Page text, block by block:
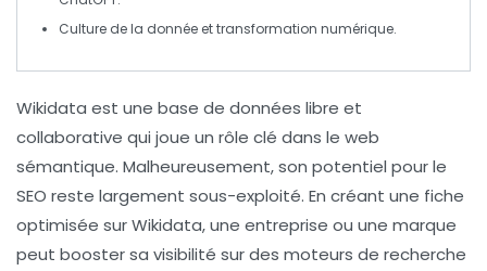
Culture de la donnée et transformation numérique.
Wikidata est une base de données libre et
collaborative qui joue un rôle clé dans le web
sémantique. Malheureusement, son potentiel pour le
SEO reste largement sous-exploité. En créant une fiche
optimisée surWikidata, une entreprise ou une marque
peut booster sa visibilité sur des moteurs de recherche